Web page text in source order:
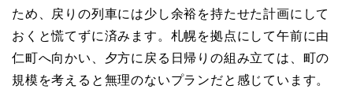
ため、戻りの列車には少し余裕を持たせた計画にして
おくと慌てずに済みます。札幌を拠点にして午前に由
仁町へ向かい、夕方に戻る日帰りの組み立ては、町の
規模を考えると無理のないプランだと感じています。